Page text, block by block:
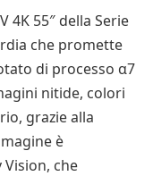
4K 55″ della Serie
che promette
di processo α7
nitide, colori
grazie alla
è
che